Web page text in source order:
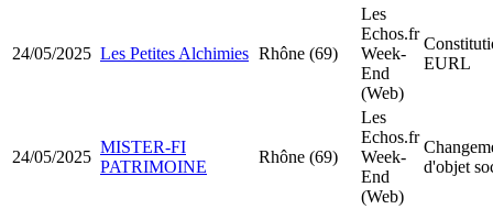
24/05/2025 Les Petites Alchimies Rhône (69)
Les
Echos.fr
Week-
End
(Web)
EURL
24/05/2025
MISTER-FI
PATRIMOINE
Rhône (69)
Les
Echos.fr
Week-
End
(Web)
d'objet